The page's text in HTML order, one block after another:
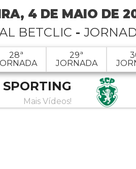
4 DE MAIO DE
BETCLIC -
28ª
29ª
JORNADA
SPORTING
Mais Vídeos!